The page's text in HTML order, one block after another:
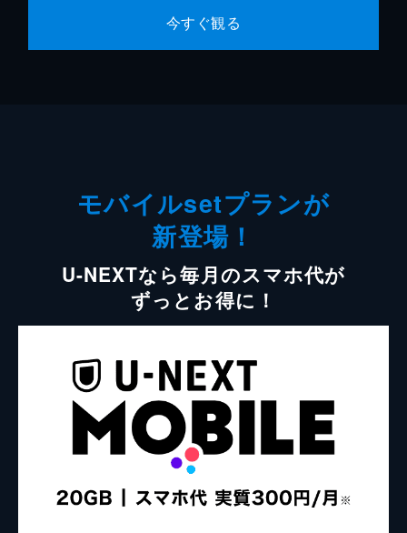
今すぐ観る
モバイルsetプランが
新登場！
U-NEXTなら毎月のスマホ代が
ずっとお得に！